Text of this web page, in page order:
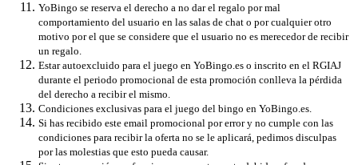
YoBingo se reserva el derecho a no dar el regalo por mal
comportamiento del usuario en las salas de chat o por cualquier otro
motivo por el que se considere que el usuario no es merecedor de recibir
un regalo.
Estar autoexcluido para el juego en YoBingo.es o inscrito en el RGIAJ
durante el periodo promocional de esta promoción conlleva la pérdida
del derecho a recibir el mismo.
Condiciones exclusivas para el juego del bingo en YoBingo.es.
Si has recibido este email promocional por error y no cumple con las
condiciones para recibir la oferta no se le aplicará, pedimos disculpas
por las molestias que esto pueda causar.